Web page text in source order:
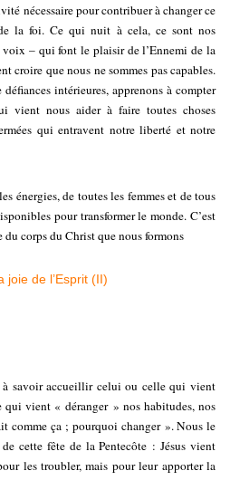
nécessaire pour contribuer à changer ce
la foi. Ce qui nuit à cela, ce sont nos
voix – qui font le plaisir de l’Ennemi de la
croire que nous ne sommes pas capables.
intérieures, apprenons à compter
vient nous aider à faire toutes choses
qui entravent notre liberté et notre
énergies, de toutes les femmes et de tous
pour transformer le monde. C’est
corps du Christ que nous formons
savoir accueillir celui ou celle qui vient
vient « déranger » nos habitudes, nos
comme ça ; pourquoi changer ». Nous le
cette fête de la Pentecôte : Jésus vient
les troubler, mais pour leur apporter la